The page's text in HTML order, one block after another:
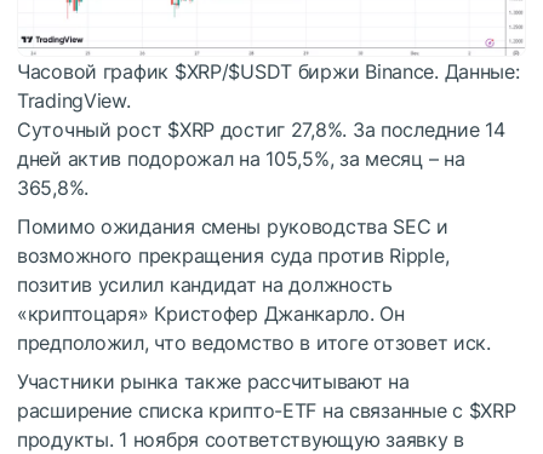
Часовой график $XRP/$USDT биржи Binance. Данные:
TradingView.
Суточный рост $XRPдостиг 27,8%. За последние 14
дней актив подорожал на 105,5%, за месяц – на
365,8%.
Помимо ожидания смены руководства SEC и
возможного прекращения суда против Ripple,
позитив усилил кандидат на должность
«криптоцаря» Кристофер Джанкарло. Он
предположил, что ведомство в итоге отзовет иск.
Участники рынка также рассчитывают на
расширение списка крипто-ETF на связанные с $XRP
продукты. 1 ноября соответствующую заявку в